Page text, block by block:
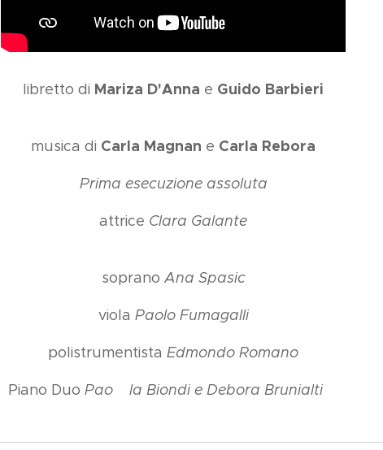
libretto di Mariza D'Anna e Guido Barbieri
musica di Carla Magnan e Carla Rebora
Prima esecuzione assoluta
attrice Clara Galante
soprano Ana Spasic
viola Paolo Fumagalli
polistrumentista Edmondo Romano
Piano Duo Pao la Biondi e Debora Brunialti